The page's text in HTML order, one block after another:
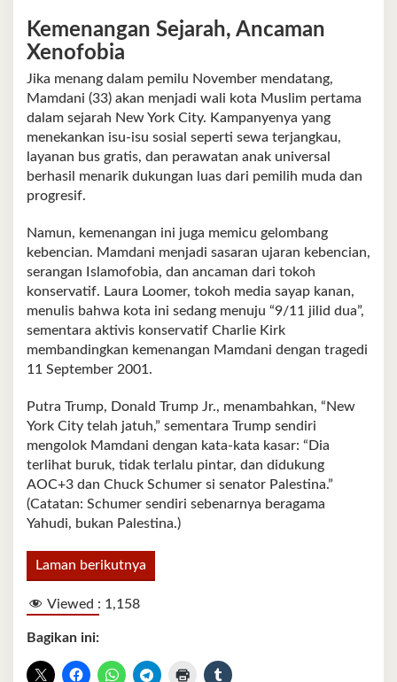
Kemenangan Sejarah, Ancaman
Xenofobia
Jika menang dalam pemilu November mendatang,
Mamdani (33) akan menjadi wali kota Muslim pertama
dalam sejarah New York City. Kampanyenya yang
menekankan isu-isu sosial seperti sewa terjangkau,
layanan bus gratis, dan perawatan anak universal
berhasil menarik dukungan luas dari pemilih muda dan
progresif.
Namun, kemenangan ini juga memicu gelombang
kebencian. Mamdani menjadi sasaran ujaran kebencian,
serangan Islamofobia, dan ancaman dari tokoh
konservatif. Laura Loomer, tokoh media sayap kanan,
menulis bahwa kota ini sedang menuju “9/11 jilid dua”,
sementara aktivis konservatif Charlie Kirk
membandingkan kemenangan Mamdani dengan tragedi
11 September 2001.
Putra Trump, Donald Trump Jr., menambahkan, “New
York City telah jatuh,” sementara Trump sendiri
mengolok Mamdani dengan kata-kata kasar: “Dia
terlihat buruk, tidak terlalu pintar, dan didukung
AOC+3 dan Chuck Schumer si senator Palestina.”
(Catatan: Schumer sendiri sebenarnya beragama
Yahudi, bukan Palestina.)
Laman berikutnya
Viewed : 1,158
Bagikan ini: